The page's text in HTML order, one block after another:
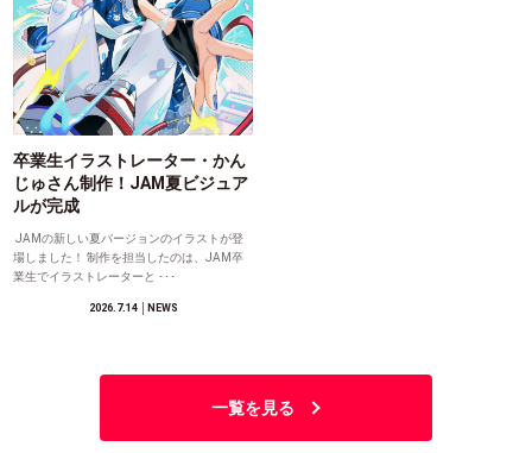
卒業生イラストレーター・かん
じゅさん制作！JAM夏ビジュア
ルが完成
JAMの新しい夏バージョンのイラストが登
場しました！ 制作を担当したのは、JAM卒
業生でイラストレーターと ･･･
2026.7.14│NEWS
一覧を見る